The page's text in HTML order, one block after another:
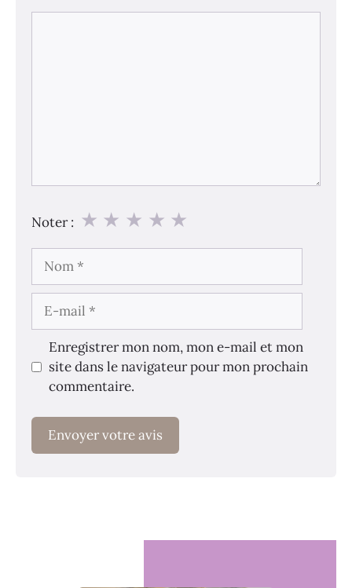
Noter : ★
★
★
★
★
Nom
E-
mail
Enregistrer mon nom, mon e-mail et mon
site dans le navigateur pour mon prochain
commentaire.